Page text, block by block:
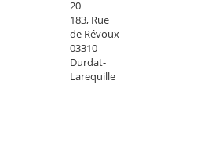
20
183, Rue
de Révoux
03310
Durdat-
Larequille